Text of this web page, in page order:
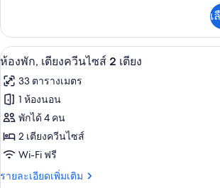
ทะเล
เตียง,
พร้อม
สิ่ง
อำนวย
ความ
สะดวก
สำหรับ
ผู้
เกี่ยว
กับ
ห้อง
เตียง
คิง
ไซส์
เตียง,
พร้อม
สิ่ง
อำนวย
เ
เปิด
ภาพถ่าย
ทั้งหมด
ของ
ห้อง
พัก,
เตียง
เครื่องนอนร
6
ห้องพัก, เตียงควีนไซส์ 2 เตียง
33 ตารางเมตร
1 ห้องนอน
พักได้ 4 คน
2 เตียงควีนไซส์
Wi-Fi ฟรี
รายละเอียดเพิ่มเติม
ราย